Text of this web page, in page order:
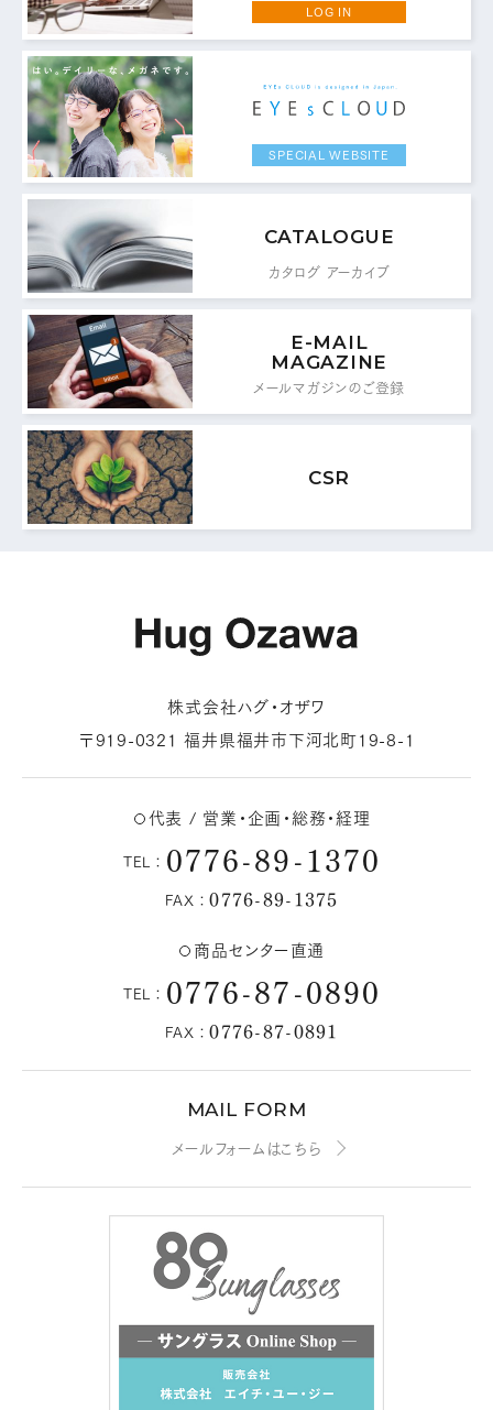
お問い合わせ・ご意見は
こちらからお願いいたします。
代表 / 営業・企画・総務・経理
TEL：0776-89-1370
0776-89-1375
商品センター直通
TEL：0776-87-0890
FAX： 0776-87-0891
MAIL FORM
メールフォームはこちら
LOG IN
SPECIAL WEBSITE
CATALOGUE
カタログ アーカイブ
E-MAIL
MAGAZINE
メールマガジンのご登録
CSR
株式会社ハグ・オザワ
〒919-0321 福井県福井市下河北町19-8-1
代表 / 営業・企画・総務・経理
TEL： 0776-89-1370
FAX：0776-89-1375
商品センター直通
TEL： 0776-87-0890
FAX：0776-87-0891
MAIL FORM
メールフォームはこちら